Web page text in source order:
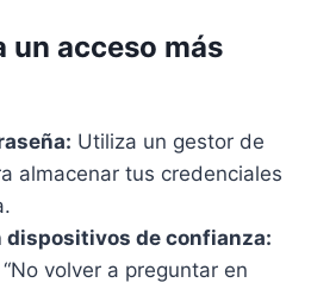
un acceso más
Utiliza un gestor de
almacenar tus credenciales
dispositivos de confianza:
volver a preguntar en